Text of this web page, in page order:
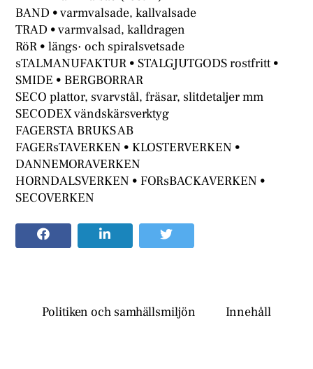
BAND • varmvalsade, kallvalsade
TRAD • varmvalsad, kalldragen
RöR • längs· och spiralsvetsade
sTALMANUFAKTUR • STALGJUTGODS rostfritt •
SMIDE • BERGBORRAR
SECO plattor, svarvstål, fräsar, slitdetaljer mm
SECODEX vändskärsverktyg
FAGERSTA BRUKS AB
FAGERsTAVERKEN • KLOSTERVERKEN •
DANNEMORAVERKEN
HORNDALSVERKEN • FORsBACKAVERKEN •
SECOVERKEN
Politiken och samhällsmiljön Innehåll